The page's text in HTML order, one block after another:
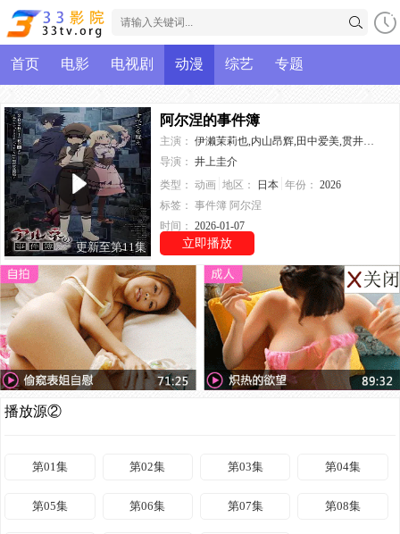
首页 电影 电视剧 动漫 综艺 专题
更新至第11集
阿尔涅的事件簿
主演： 伊濑茉莉也,内山昂辉,田中爱美,贯井柚佳
导演： 井上圭介
类型： 动画 地区： 日本 年份： 2026
标签： 事件簿 阿尔涅
时间： 2026-01-07
立即播放
播放源②
第01集 第02集 第03集 第04集
第05集 第06集 第07集 第08集